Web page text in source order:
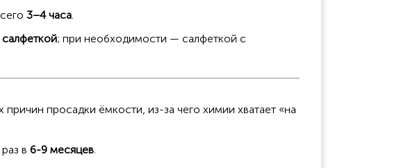
3–4 часа.
; при необходимости — салфеткой с
причин просадки ёмкости, из-за чего химии хватает «на
в 6-9 месяцев.